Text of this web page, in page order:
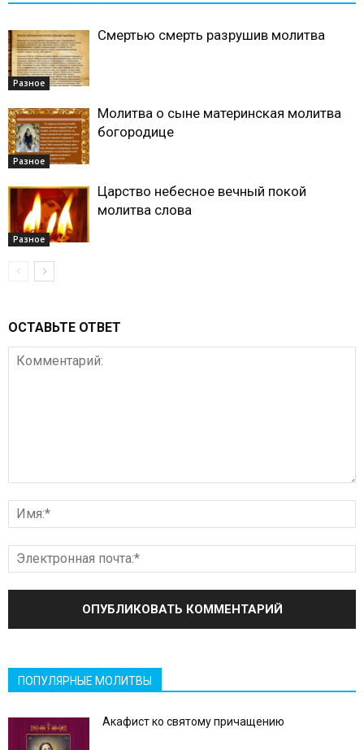
Разное
Смертью смерть разрушив молитва
Разное
Молитва о сыне материнская молитва
богородице
Разное
Царство небесное вечный покой
молитва слова
ОСТАВЬТЕ ОТВЕТ
ПОПУЛЯРНЫЕ МОЛИТВЫ
Акафист ко святому причащению